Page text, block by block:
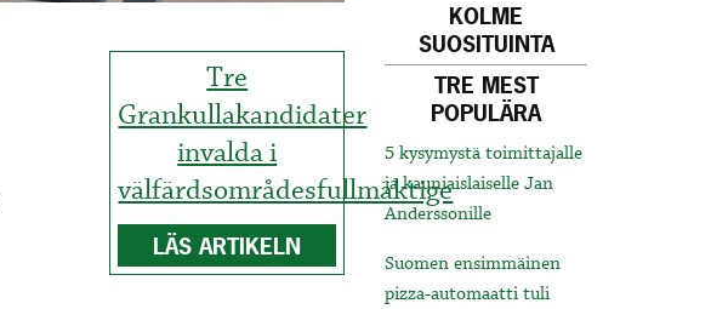
Tre
Grankullakandidater
invalda i
välfärdsområdesfullmäktige
LÄS ARTIKELN
KOLME
SUOSITUINTA
TRE MEST
POPULÄRA
5 kysymystä toimittajalle
ja kauniaislaiselle Jan
Anderssonille
Suomen ensimmäinen
pizza-automaatti tuli